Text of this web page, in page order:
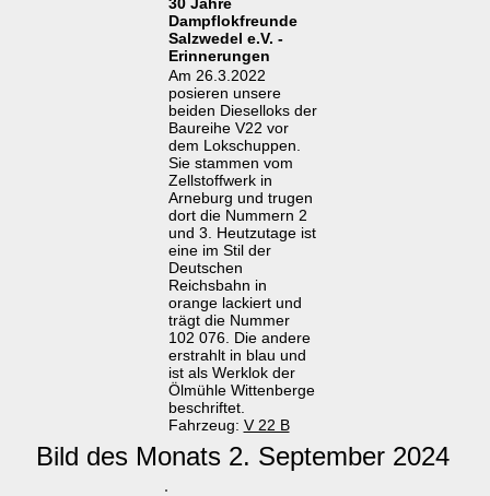
Dampflokfreunde
Salzwedel e.V. -
Erinnerungen
Am 26.3.2022
posieren unsere
beiden Dieselloks der
Baureihe V22 vor
dem Lokschuppen.
Sie stammen vom
Zellstoffwerk in
Arneburg und trugen
dort die Nummern 2
und 3. Heutzutage ist
eine im Stil der
Deutschen
Reichsbahn in
orange lackiert und
trägt die Nummer
102 076. Die andere
erstrahlt in blau und
ist als Werklok der
Ölmühle Wittenberge
beschriftet.
Fahrzeug: V 22 B
Bild des Monats 2. September 2024